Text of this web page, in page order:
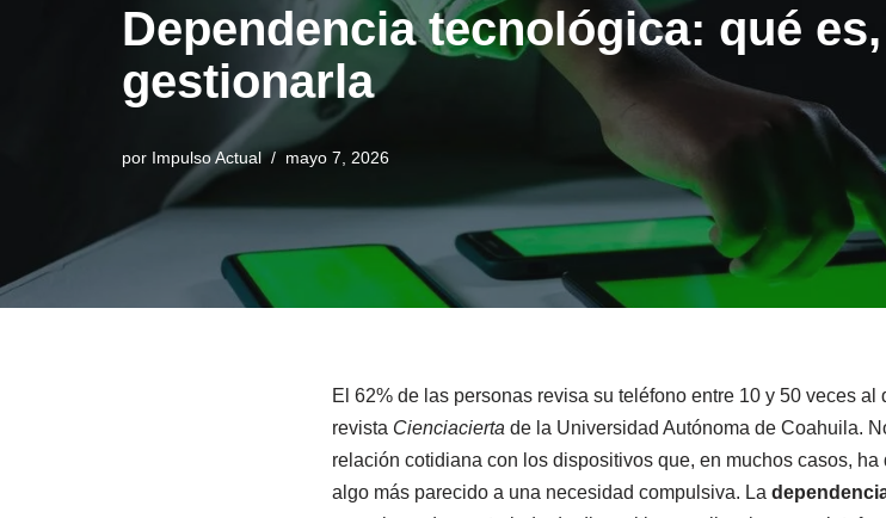
Dependencia tecnológica: qué
gestionarla
por Impulso Actual mayo 7, 2026
El 62% de las personas revisa su teléfono entre 10 y 50 veces
revista Cienciacierta de la Universidad Autónoma de Coahuila.
relación cotidiana con los dispositivos que, en muchos casos,
algo más parecido a una necesidad compulsiva. La